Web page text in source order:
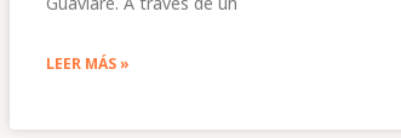
LEER MÁS »